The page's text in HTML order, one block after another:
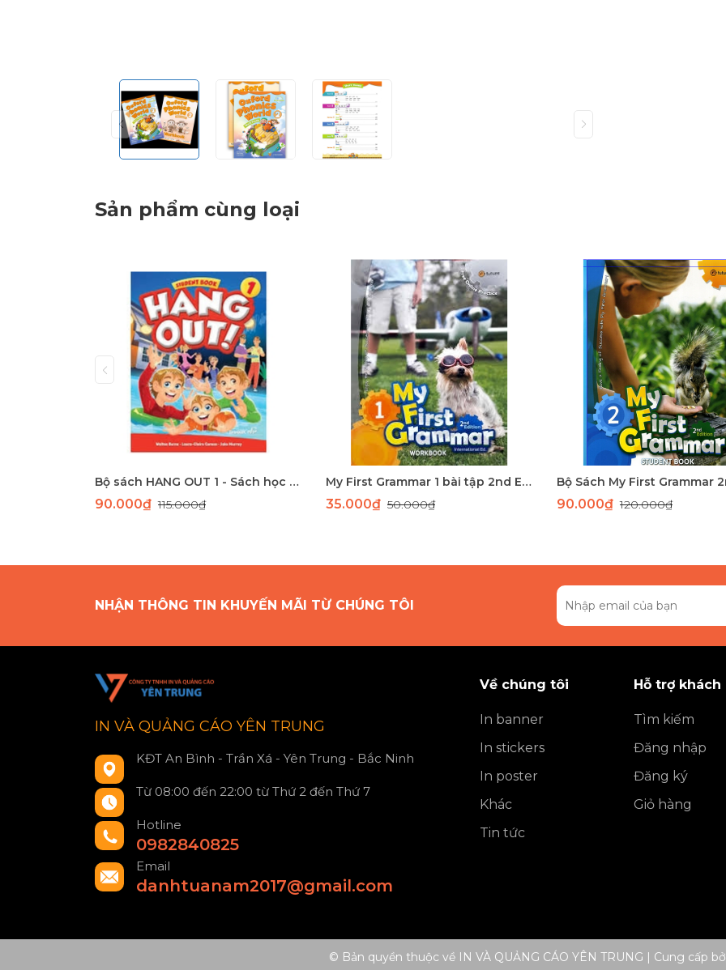
Sản phẩm cùng loại
Bộ sách HANG OUT 1 - Sách học tiếng Anh giao tiếp dành cho học sinh tiểu học
90.000₫115.000₫
My First Grammar 1 bài tập 2nd Edition
35.000₫ 50.000₫ 90.000₫120.000₫
NHẬN THÔNG TIN KHUYẾN MÃI TỪ CHÚNG TÔI
IN VÀ QUẢNG CÁO YÊN TRUNG
KĐT An Bình - Trần Xá - Yên Trung - Bắc Ninh
Từ 08:00 đến 22:00 từ Thứ 2 đến Thứ 7
Hotline
0982840825
Email
danhtuanam2017@gmail.com
Về chúng tôi
In banner
In stickers
In poster
Khác
Tin tức
Hỗ trợ khách
Tìm kiếm
Đăng nhập
Đăng ký
Giỏ hàng
© Bản quyền thuộc về IN VÀ QUẢNG CÁO YÊN TRUNG | Cung cấp